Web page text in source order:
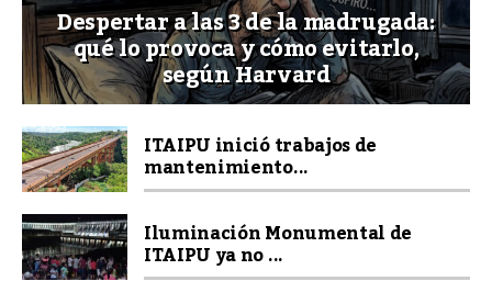
Despertar a las 3 de la madrugada:
qué lo provoca y cómo evitarlo,
según Harvard
ITAIPU inició trabajos de
mantenimiento...
Iluminación Monumental de
ITAIPU ya no ...